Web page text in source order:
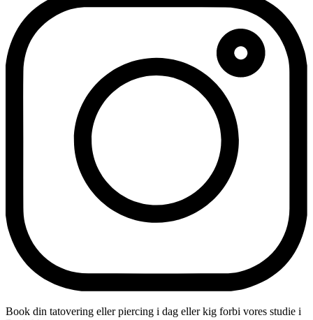
Book din tatovering eller piercing i dag eller kig forbi vores studie i